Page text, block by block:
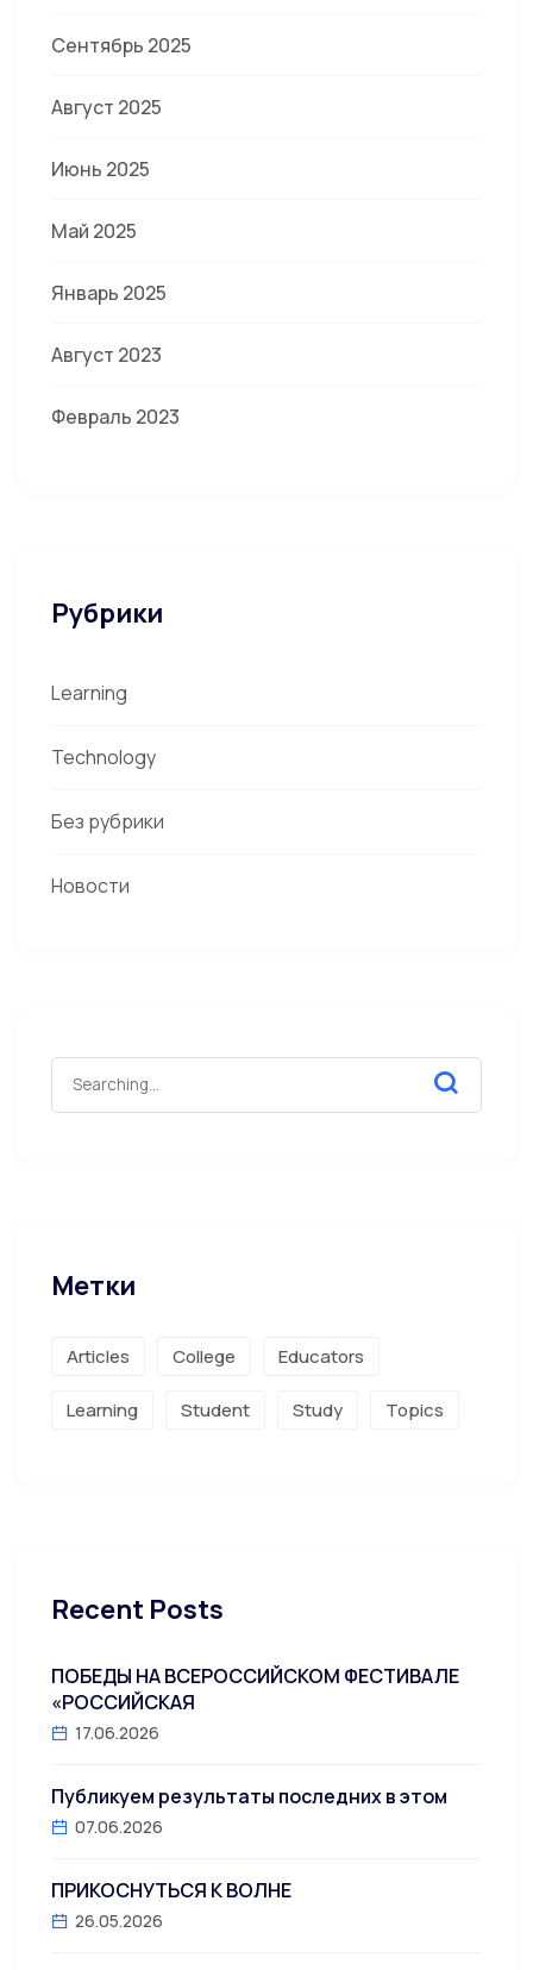
Сентябрь 2025
Август 2025
Июнь 2025
Май 2025
Январь 2025
Август 2023
Февраль 2023
Рубрики
Learning
Technology
Без рубрики
Новости
Метки
Articles College Educators
Learning Student Study Topics
Recent Posts
ПОБЕДЫ НА ВСЕРОССИЙСКОМ ФЕСТИВАЛЕ
«РОССИЙСКАЯ
17.06.2026
Публикуем результаты последних в этом
07.06.2026
ПРИКОСНУТЬСЯ К ВОЛНЕ
26.05.2026